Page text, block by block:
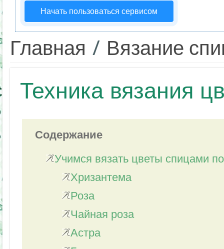
Начать пользоваться сервисом
Главная / Вязание
Техника вязания
Содержание
Учимся вязать цветы спицами
Хризантема
Роза
Чайная роза
Астра